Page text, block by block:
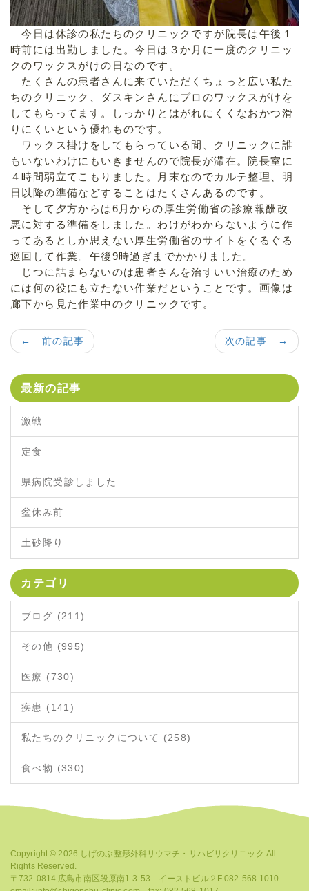
今日は休診の私たちのクリニックですが院長は午後１
時前には出勤しました。今日は３か月に一度のクリニッ
クのワックスがけの日なのです。
たくさんの患者さんに来ていただくちょっと広い私た
ちのクリニック、ダスキンさんにプロのワックスがけを
してもらってます。しっかりとはがれにくくなおかつ滑
りにくいという優れものです。
ワックス掛けをしてもらっている間、クリニックに誰
もいないわけにもいきませんので院長が滞在。院長室に
４時間弱立てこもりました。月末なのでカルテ整理、明
日以降の準備などすることはたくさんあるのです。
そして夕方からは6月からの厚生労働省の診療報酬改
悪に対する準備をしました。わけがわからないように作
ってあるとしか思えない厚生労働省のサイトをぐるぐる
巡回して作業。午後9時過ぎまでかかりました。
じつに詰まらないのは患者さんを治すいい治療のため
には何の役にも立たない作業だということです。画像は
廊下から見た作業中のクリニックです。
次の記事 →
← 前の記事
最新の記事
激戦
定食
県病院受診しました
盆休み前
土砂降り
カテゴリ
ブログ (211)
その他 (995)
医療 (730)
疾患 (141)
私たちのクリニックについて (258)
食べ物 (330)
Copyright © 2026 しげのぶ整形外科リウマチ・リハビリクリニック All
Rights Reserved.
〒732-0814 広島市南区段原南1-3-53 イーストビル２F 082-568-1010